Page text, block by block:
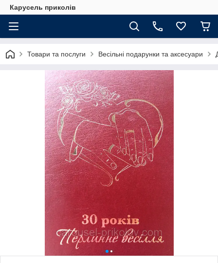
Карусель приколів
Товари та послуги Весільні подарунки та аксесуари